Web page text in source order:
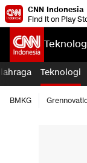
CNN Indonesia
Find it on Play
Teknologi
BMKG